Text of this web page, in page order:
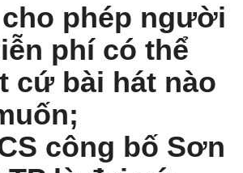
phép người
phí có thể
cứ bài hát nào
công bố Sơn